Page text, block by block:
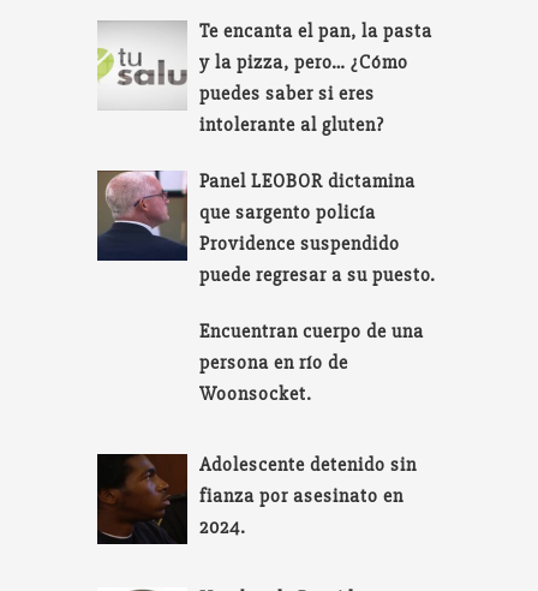
Te encanta el pan, la pasta
y la pizza, pero… ¿Cómo
puedes saber si eres
intolerante al gluten?
Panel LEOBOR dictamina
que sargento policía
Providence suspendido
puede regresar a su puesto.
Encuentran cuerpo de una
persona en río de
Woonsocket.
Adolescente detenido sin
fianza por asesinato en
2024.